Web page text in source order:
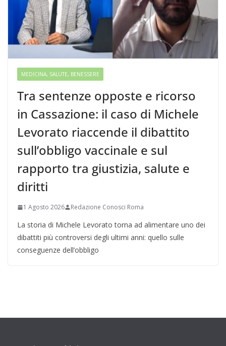
MEDICINA, SALUTE, BENESSERE
Tra sentenze opposte e ricorso
in Cassazione: il caso di Michele
Levorato riaccende il dibattito
sull’obbligo vaccinale e sul
rapporto tra giustizia, salute e
diritti
1 Agosto 2026 Redazione Conosci Roma
La storia di Michele Levorato torna ad alimentare uno dei
dibattiti più controversi degli ultimi anni: quello sulle
conseguenze dell’obbligo